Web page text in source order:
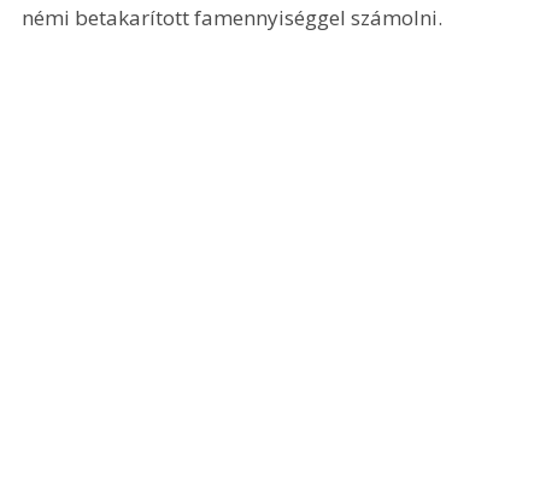
némi betakarított famennyiséggel számolni.